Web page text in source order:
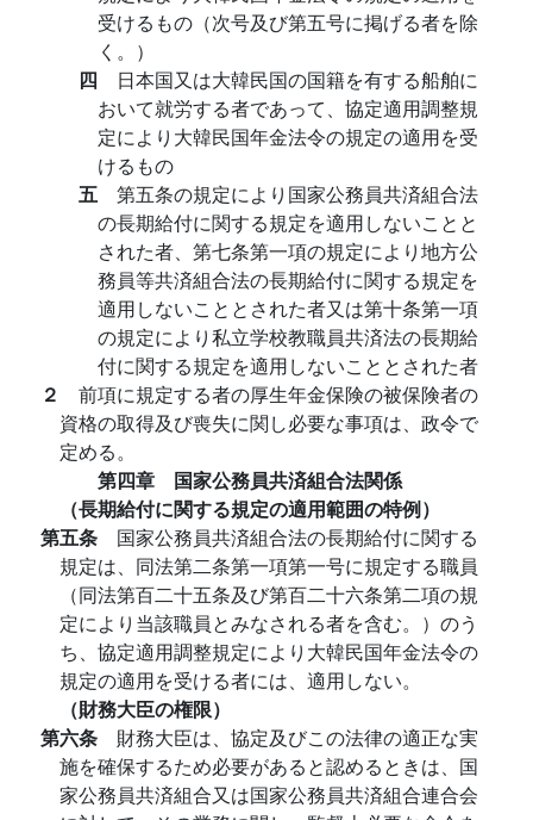
受けるもの（次号及び第五号に掲げる者を除
く。）
四 日本国又は大韓民国の国籍を有する船舶に
おいて就労する者であって、協定適用調整規
定により大韓民国年金法令の規定の適用を受
けるもの
五 第五条の規定により国家公務員共済組合法
の長期給付に関する規定を適用しないことと
された者、第七条第一項の規定により地方公
務員等共済組合法の長期給付に関する規定を
適用しないこととされた者又は第十条第一項
の規定により私立学校教職員共済法の長期給
付に関する規定を適用しないこととされた者
２ 前項に規定する者の厚生年金保険の被保険者の
資格の取得及び喪失に関し必要な事項は、政令で
定める。
第四章 国家公務員共済組合法関係
（長期給付に関する規定の適用範囲の特例）
第五条 国家公務員共済組合法の長期給付に関する
規定は、同法第二条第一項第一号に規定する職員
（同法第百二十五条及び第百二十六条第二項の規
定により当該職員とみなされる者を含む。）のう
ち、協定適用調整規定により大韓民国年金法令の
規定の適用を受ける者には、適用しない。
（財務大臣の権限）
第六条 財務大臣は、協定及びこの法律の適正な実
施を確保するため必要があると認めるときは、国
家公務員共済組合又は国家公務員共済組合連合会